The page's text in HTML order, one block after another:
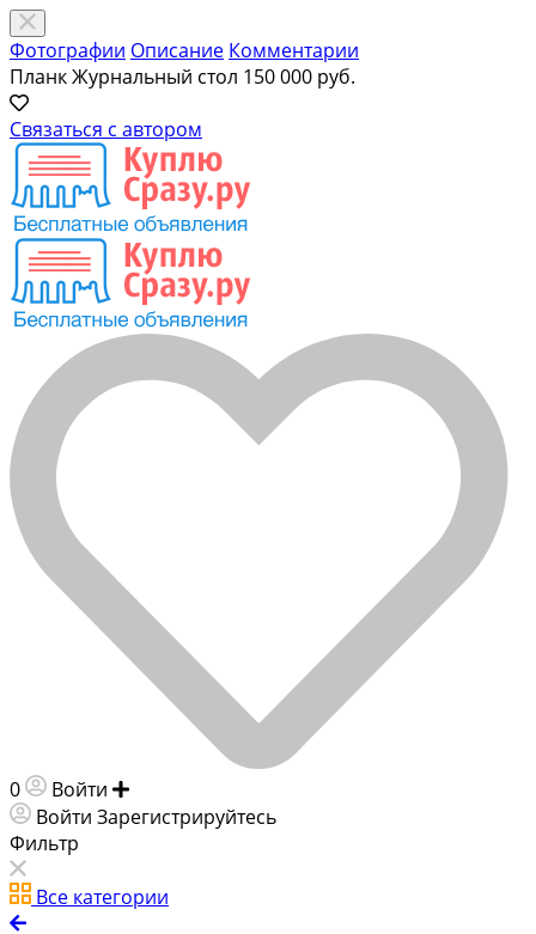
Фотографии Описание Комментарии
Планк Журнальный стол 150 000 руб.
Связаться с автором
0 Войти
Войти Зарегистрируйтесь
Фильтр
Все категории